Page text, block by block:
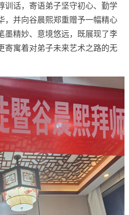
训话，寄语弟子坚守初心、勤学
，并向谷晨熙郑重赠予一幅精心
墨精妙、意境悠远，既展现了李
寄寓着对弟子未来艺术之路的无